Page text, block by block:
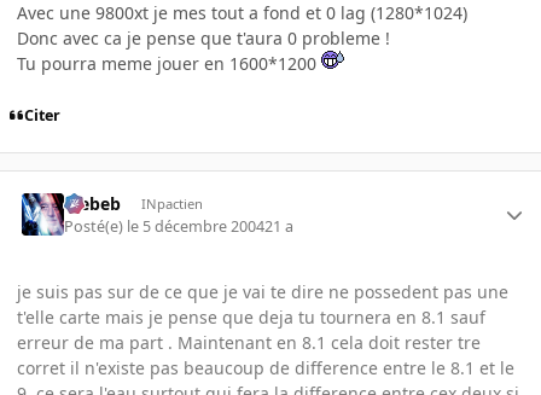
Avec une 9800xt je mes tout a fond et 0 lag (1280*1024)
Donc avec ca je pense que t'aura 0 probleme !
Tu pourra meme jouer en 1600*1200
Citer
Trebeb INpactien
Posté(e) le 5 décembre 200421 a
je suis pas sur de ce que je vai te dire ne possedent pas une
t'elle carte mais je pense que deja tu tournera en 8.1 sauf
erreur de ma part . Maintenant en 8.1 cela doit rester tre
corret il n'existe pas beaucoup de difference entre le 8.1 et le